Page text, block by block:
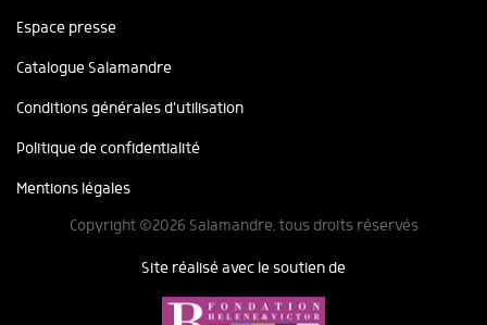
Espace presse
Catalogue Salamandre
Conditions générales d'utilisation
Politique de confidentialité
Mentions légales
Copyright ©2026 Salamandre, tous droits réservés
Site réalisé avec le soutien de